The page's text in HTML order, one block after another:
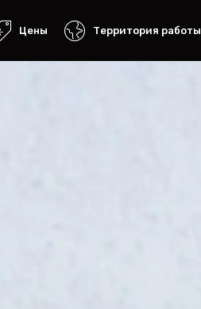
Цены Территория работы